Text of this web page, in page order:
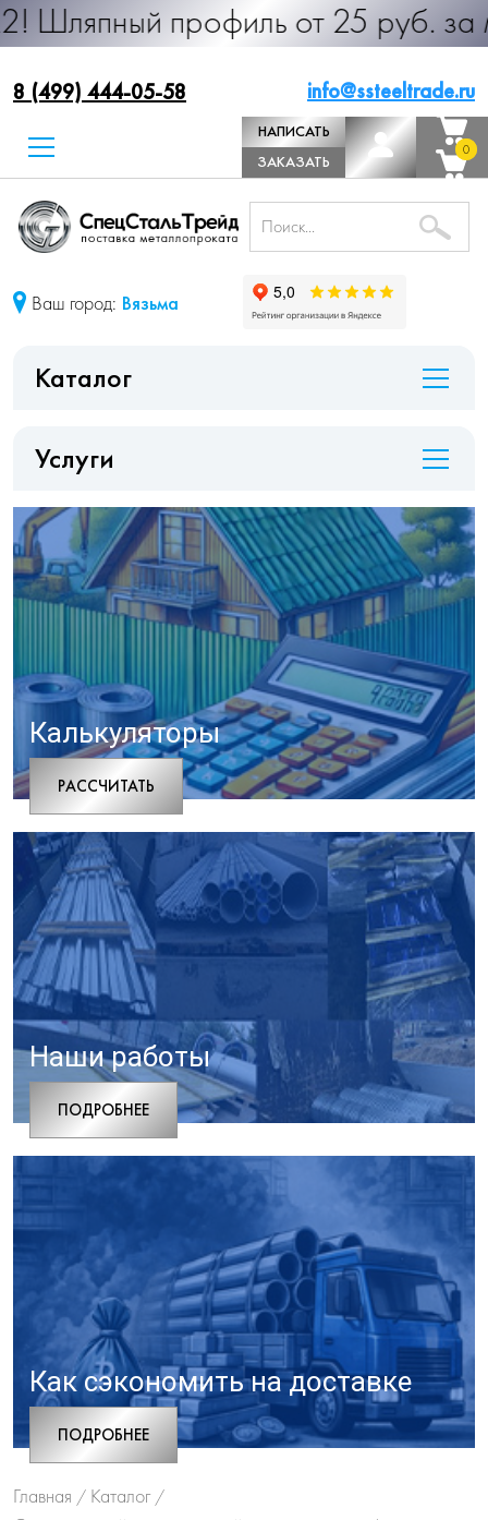
профиль от 25 руб. за м.п.
8 (499) 444-05-58 info@ssteeltrade.ru
НАПИСАТЬ
ДИРЕКТОРУ
ЗАКАЗАТЬ
ЗВОНОК
0
0
Ваш город: Вязьма
Каталог
Услуги
Калькуляторы
РАCСЧИТАТЬ
Наши работы
ПОДРОБНЕЕ
Как сэкономить на доставке
ПОДРОБНЕЕ
Главная / Каталог /